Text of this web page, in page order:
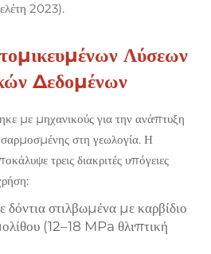
2023).
Λύσεων
Δεδομένων
με μηχανικούς για την ανάπτυξη
στη γεωλογία. Η
τρεις διακριτές υπόγειες
δόντια στιλβωμένα με καρβίδιο
(12–18 MPa θλιπτική